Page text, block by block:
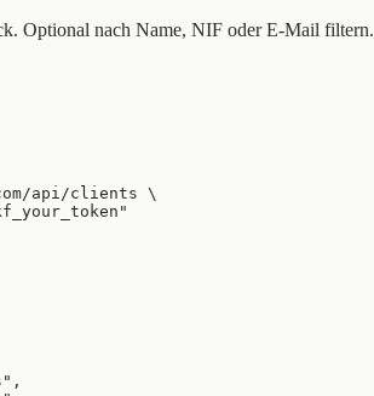
Optional nach Name, NIF oder E-Mail filtern.
api/clients \